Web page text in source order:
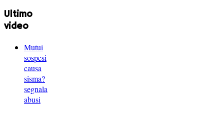
Ultimo
video
Mutui
sospesi
causa
sisma?
segnala
abusi